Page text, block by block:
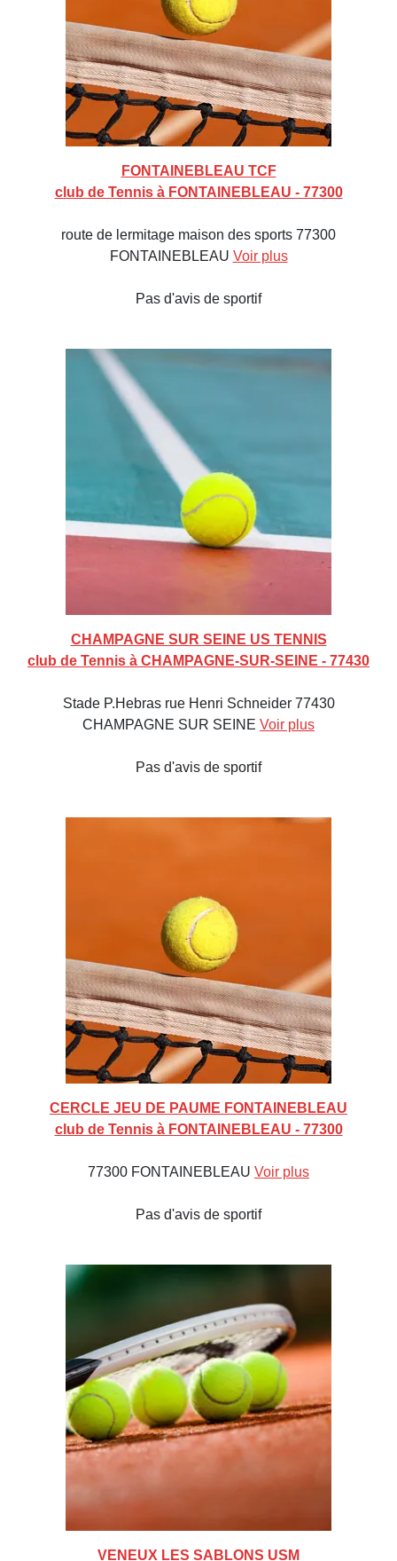
FONTAINEBLEAU TCF
club de Tennis à FONTAINEBLEAU - 77300
route de lermitage maison des sports 77300
FONTAINEBLEAU Voir plus
Pas d'avis de sportif
CHAMPAGNE SUR SEINE US TENNIS
club de Tennis à CHAMPAGNE-SUR-SEINE - 77430
Stade P.Hebras rue Henri Schneider 77430
CHAMPAGNE SUR SEINE Voir plus
Pas d'avis de sportif
CERCLE JEU DE PAUME FONTAINEBLEAU
club de Tennis à FONTAINEBLEAU - 77300
77300 FONTAINEBLEAU Voir plus
Pas d'avis de sportif
VENEUX LES SABLONS USM